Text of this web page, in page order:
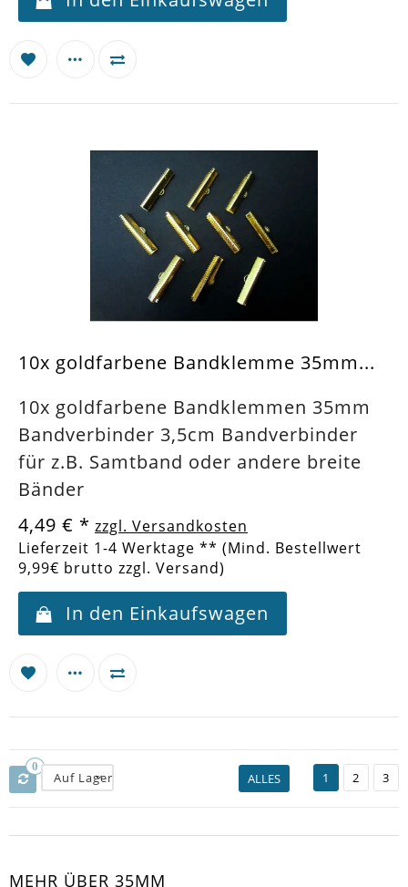
10x goldfarbene Bandklemme 35mm...
10x goldfarbene Bandklemmen 35mm
Bandverbinder 3,5cm Bandverbinder
für z.B. Samtband oder andere breite
Bänder
4,49 € * zzgl. Versandkosten
Lieferzeit 1-4 Werktage ** (Mind. Bestellwert
9,99€ brutto zzgl. Versand)
In den Einkaufswagen
0
Auf Lager ALLES 1 2 3
MEHR ÜBER 35MM